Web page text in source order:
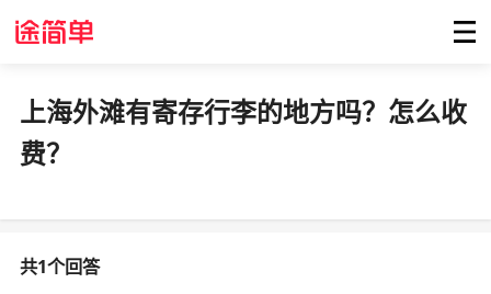
上海外滩有寄存行李的地方吗？怎么收
费？
共1个回答